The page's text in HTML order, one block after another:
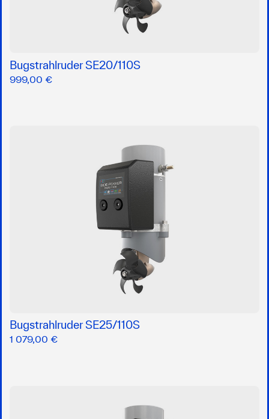
Bugstrahlruder SE20/110S
999,00 €
Bugstrahlruder SE25/110S
1 079,00 €